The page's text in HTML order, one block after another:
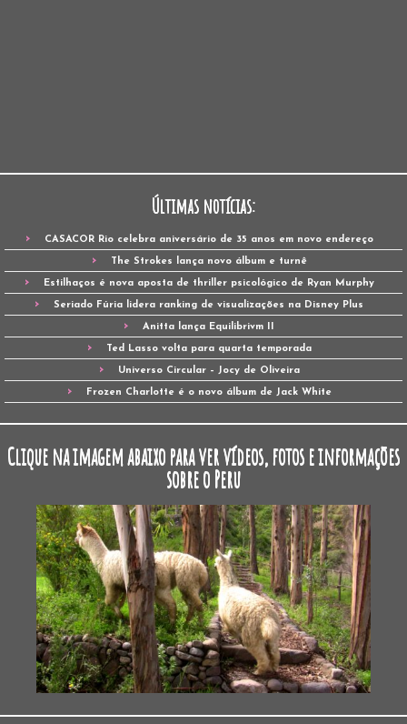
Últimas notícias:
CASACOR Rio celebra aniversário de 35 anos em novo endereço
The Strokes lança novo álbum e turnê
Estilhaços é nova aposta de thriller psicológico de Ryan Murphy
Seriado Fúria lidera ranking de visualizações na Disney Plus
Anitta lança Equilibrivm II
Ted Lasso volta para quarta temporada
Universo Circular – Jocy de Oliveira
Frozen Charlotte é o novo álbum de Jack White
Clique na imagem abaixo para ver vídeos, fotos e informações
sobre o Peru